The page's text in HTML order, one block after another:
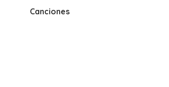
Canciones